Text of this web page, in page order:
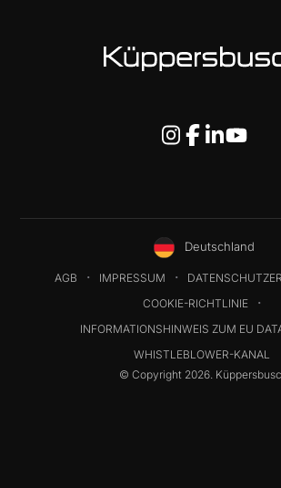
Deutschland
AGB IMPRESSUM
COOKIE-RICHTLINIE
INFORMATIONSHINWEIS ZUM EU
WHISTLEBLOWER-KANAL
© Copyright 2026.